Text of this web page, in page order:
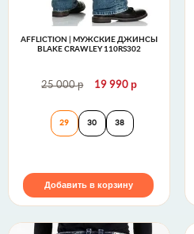
AFFLICTION | МУЖСКИЕ ДЖИНСЫ
BLAKE CRAWLEY 110RS302
25 000р 19 990р
Affliction | Мужские
29 30 38
Добавить в корзину